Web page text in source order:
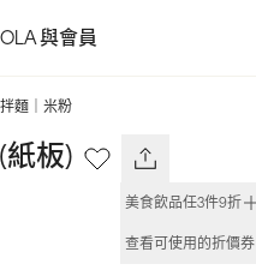
與會員
麵｜米粉
板)
美食飲品任3件9折
查看可使用的折價券